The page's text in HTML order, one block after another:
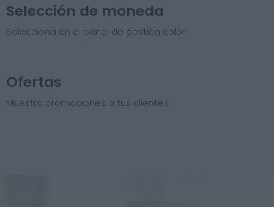
Selección de moneda
Selecciona en el panel de gestión colón.
Ofertas
Muestra promociones a tus clientes